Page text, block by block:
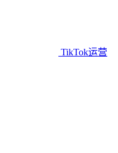
TikTok运营